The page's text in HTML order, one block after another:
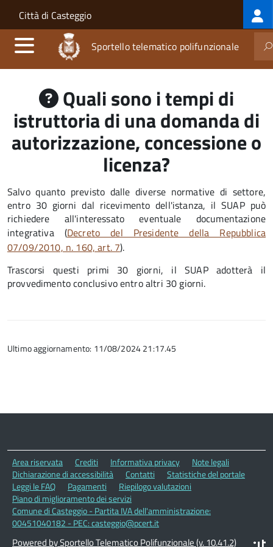
Salta al contenuto principale
Skip to site navigation
Città di Casteggio
Sportello telematico polifunzionale
Quali sono i tempi di
istruttoria di una domanda di
autorizzazione, concessione o
licenza?
Salvo quanto previsto dalle diverse normative di settore,
entro 30 giorni dal ricevimento dell'istanza, il SUAP può
richiedere all'interessato eventuale documentazione
integrativa (Decreto del Presidente della Repubblica
07/09/2010, n. 160, art. 7).
Trascorsi questi primi 30 giorni, il SUAP adotterà il
provvedimento conclusivo entro altri 30 giorni.
Ultimo aggiornamento: 11/08/2024 21:17.45
Area riservata Crediti Informativa privacy
Note legali
Dichiarazione di accessibilità
Contatti
Statistiche del portale
Leggi le FAQ
Pagamenti
Riepilogo valutazioni
Piano di miglioramento dei servizi
Comune di Casteggio - Partita IVA dell'amministrazione:
00451040182 - PEC: casteggio@pcert.it
Powered by Sportello Telematico Polifunzionale (v. 10.41.2)